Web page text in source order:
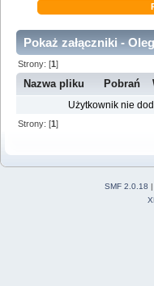
Pokaż załączniki -
Strony: [1]
Nazwa pliku Pobrań
Użytkownik nie
Strony: [1]
SMF 2.0.18 |